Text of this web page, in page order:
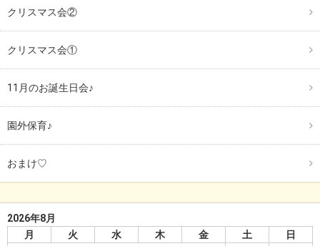
クリスマス会②
クリスマス会①
11月のお誕生日会♪
園外保育♪
おまけ♡
2026年8月
月
火 水 木 金 土 日